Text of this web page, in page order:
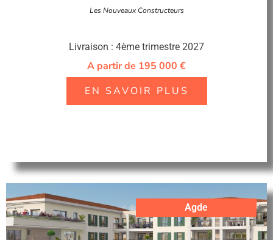
Les Nouveaux Constructeurs
Livraison : 4ème trimestre 2027
A partir de 195 000 €
EN SAVOIR PLUS
Agde